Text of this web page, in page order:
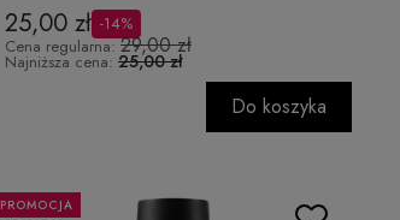
25,00 zł -14%
Cena regularna: 29,00 zł
Najniższa cena: 25,00 zł
Do koszyka
PROMOCJA